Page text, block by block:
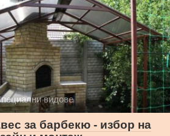
видове
за барбекю - избор на